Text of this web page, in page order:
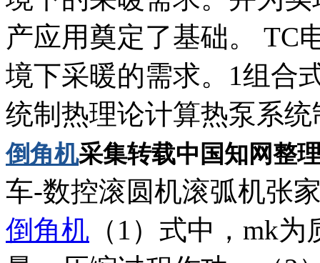
产应用奠定了基础。 TC
境下采暖的需求。1组合
统制热理论计算热泵系
倒角机采集转载中国知网整
车-数控滚圆机滚弧机张
倒角机 （1）式中，mk